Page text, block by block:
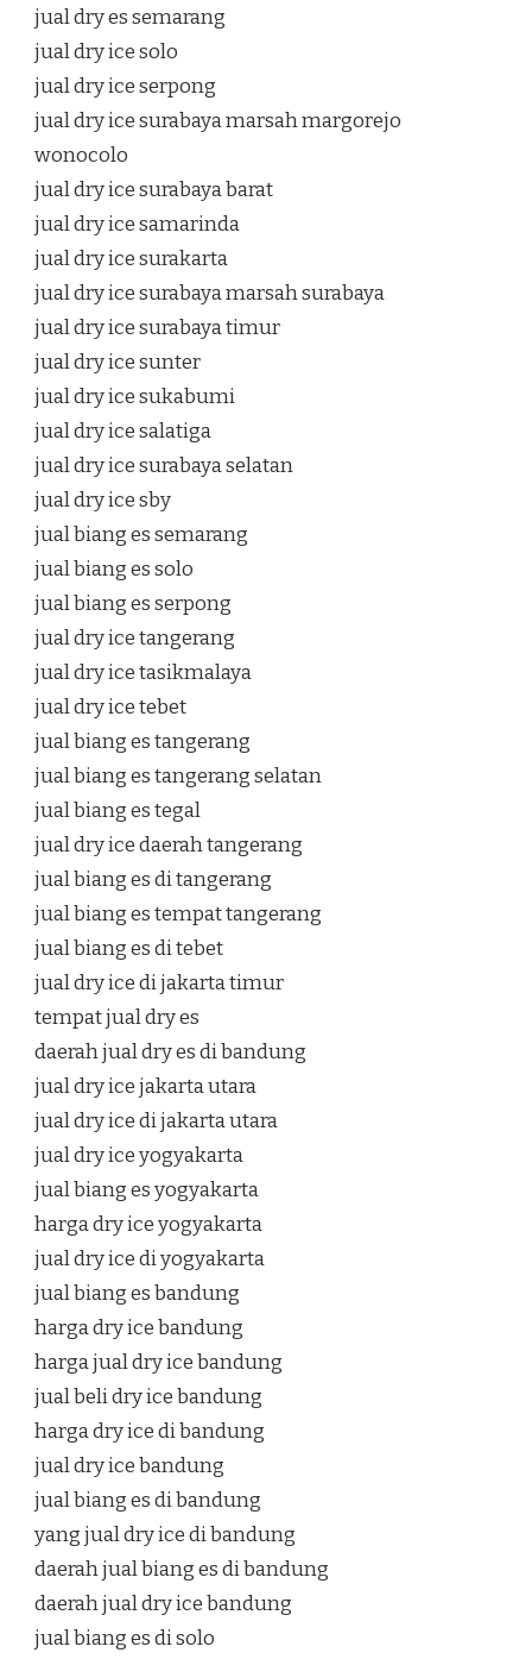
jual dry es semarang
jual dry ice solo
jual dry ice serpong
jual dry ice surabaya marsah margorejo
wonocolo
jual dry ice surabaya barat
jual dry ice samarinda
jual dry ice surakarta
jual dry ice surabaya marsah surabaya
jual dry ice surabaya timur
jual dry ice sunter
jual dry ice sukabumi
jual dry ice salatiga
jual dry ice surabaya selatan
jual dry ice sby
jual biang es semarang
jual biang es solo
jual biang es serpong
jual dry ice tangerang
jual dry ice tasikmalaya
jual dry ice tebet
jual biang es tangerang
jual biang es tangerang selatan
jual biang es tegal
jual dry ice daerah tangerang
jual biang es di tangerang
jual biang es tempat tangerang
jual biang es di tebet
jual dry ice di jakarta timur
tempat jual dry es
daerah jual dry es di bandung
jual dry ice jakarta utara
jual dry ice di jakarta utara
jual dry ice yogyakarta
jual biang es yogyakarta
harga dry ice yogyakarta
jual dry ice di yogyakarta
jual biang es bandung
harga dry ice bandung
harga jual dry ice bandung
jual beli dry ice bandung
harga dry ice di bandung
jual dry ice bandung
jual biang es di bandung
yang jual dry ice di bandung
daerah jual biang es di bandung
daerah jual dry ice bandung
jual biang es di solo